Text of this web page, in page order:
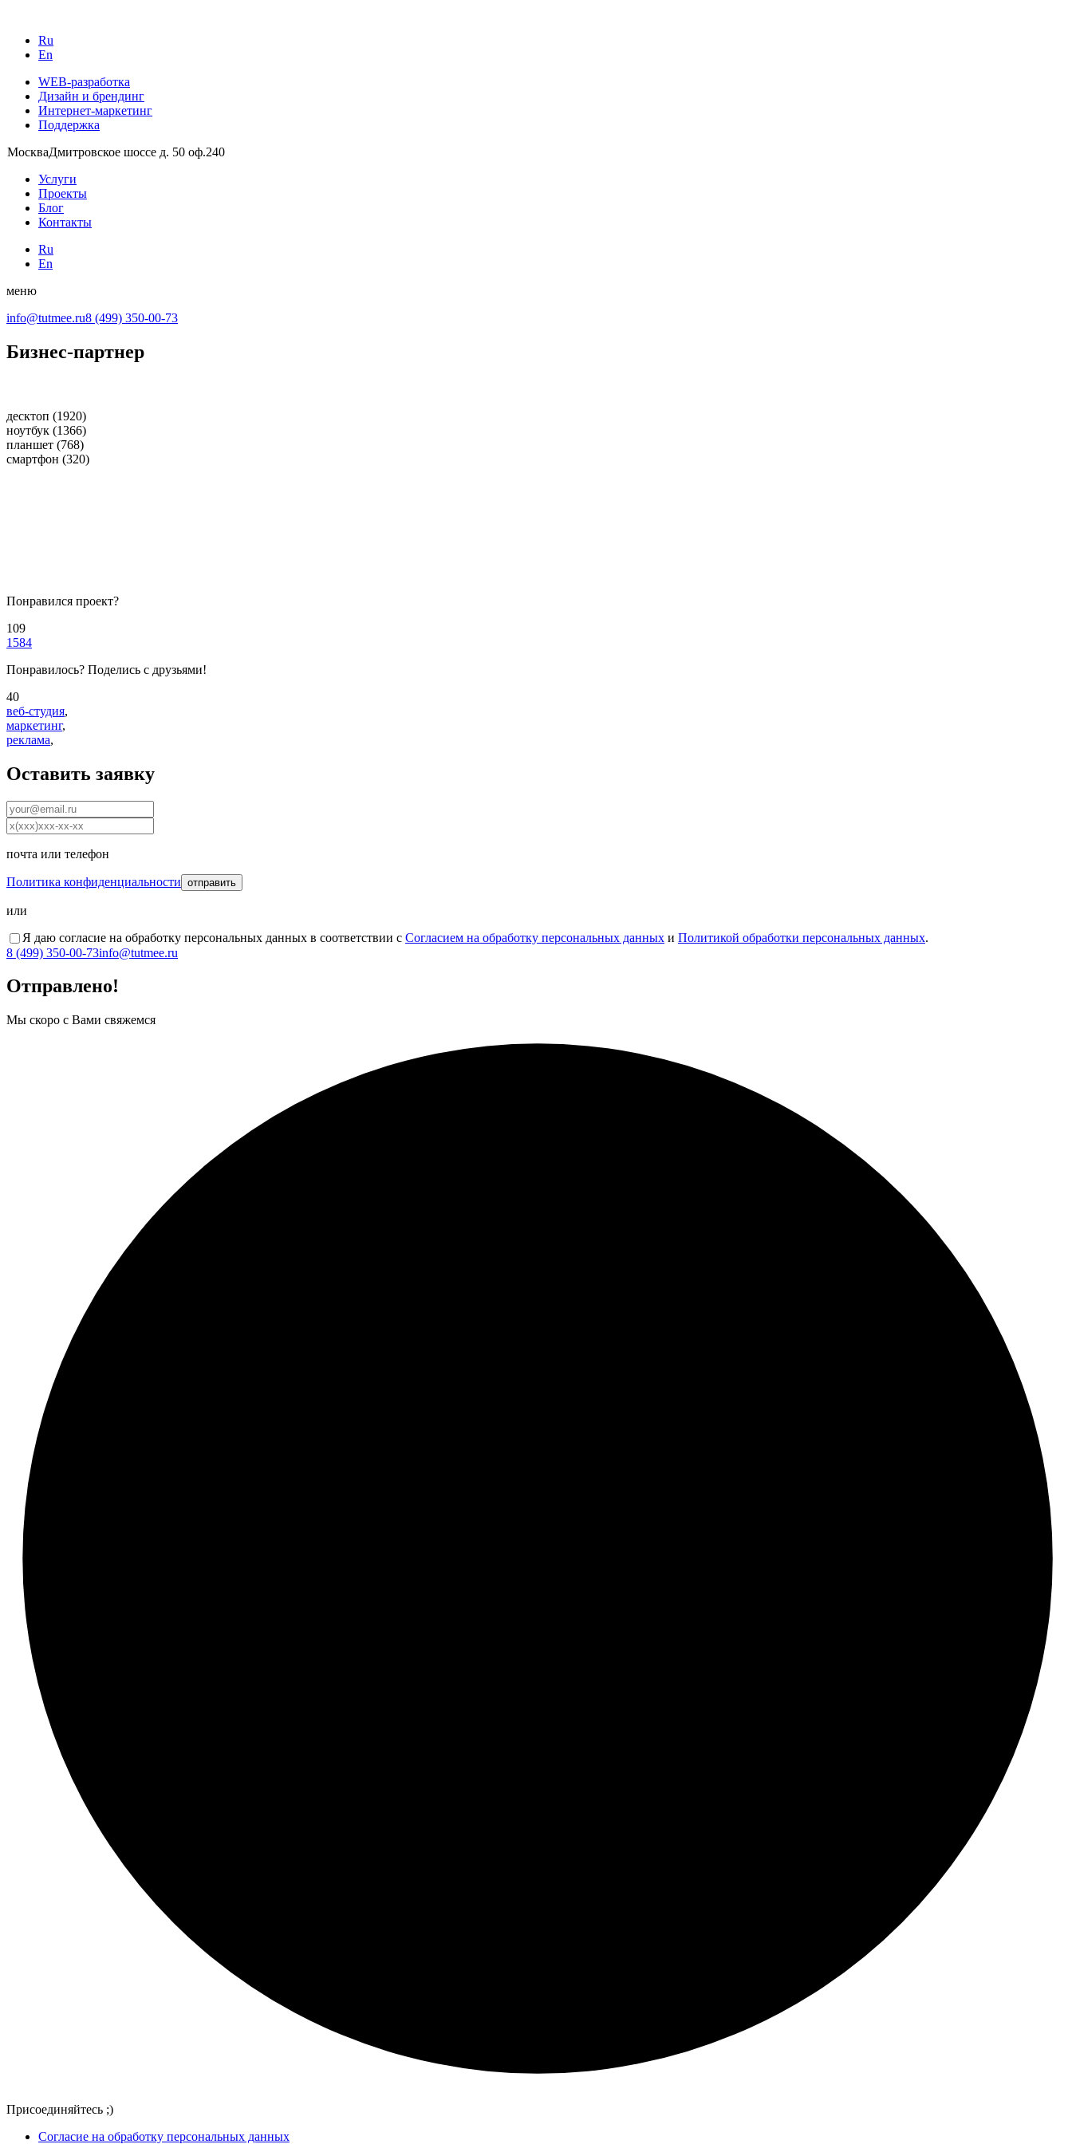
Ru
En
WEB-разработка
Дизайн и брендинг
Интернет-маркетинг
Поддержка
МоскваДмитровское шоссе д. 50 оф.240
Услуги
Проекты
Блог
Контакты
Ru
En
меню
info@tutmee.ru8 (499) 350-00-73
Бизнес-партнер
десктоп (1920)
ноутбук (1366)
планшет (768)
смартфон (320)
Понравился проект?
109
1584
Понравилось? Поделись с друзьями!
40
веб-студия,
маркетинг,
реклама,
Оставить заявку
почта или телефон
Политика конфиденциальности отправить
или
Я даю согласие на обработку персональных данных в соответствии с Согласием на обработку персональных данных и Политикой обработки персональных данных.
8 (499) 350-00-73info@tutmee.ru
Отправлено!
Мы скоро с Вами свяжемся
Присоединяйтесь ;)
Согласие на обработку персональных данных